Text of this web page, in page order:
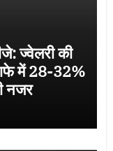
ज्वेलरी की
में 28-32%
नजर